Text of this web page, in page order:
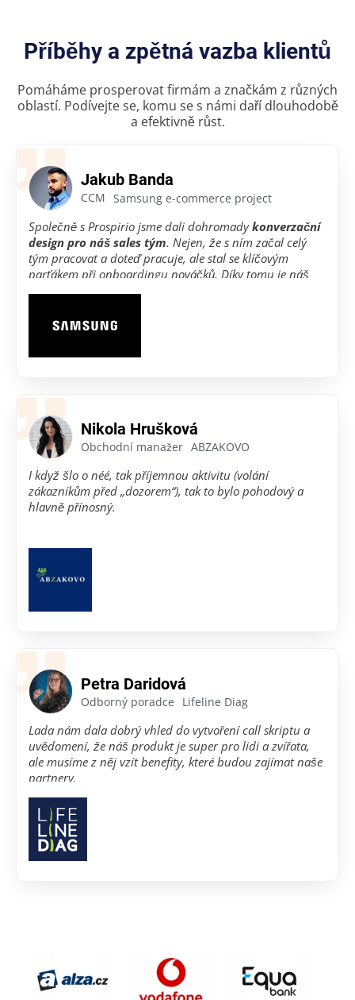
Příběhy a zpětná vazba klientů
Pomáháme prosperovat firmám a značkám z různých
oblastí. Podívejte se, komu se s námi daří dlouhodobě
a efektivně růst.
Jakub Banda
CCM Samsung e-commerce project
Společně s Prospirio jsme dali dohromadykonverzační
design pro náš sales tým. Nejen, že s ním začal celý
tým pracovat a doteď pracuje, ale stal se klíčovým
parťákem při onboardingu nováčků. Díky tomu je náš
námitkamizákazníků, jak prodávat víc a lépe. A ty
Nikola Hrušková
Obchodní manažer ABZAKOVO
I když šlo o néé, tak příjemnou aktivitu (volání
zákazníkům před „dozorem“), tak to bylo pohodový a
hlavně přínosný.
Petra Daridová
Odborný poradce Lifeline Diag
Lada nám dala dobrý vhled do vytvoření call skriptu a
uvědomení, že náš produkt je super pro lidi a zvířata,
ale musíme z něj vzít benefity, které budou zajímat naše
partnery.